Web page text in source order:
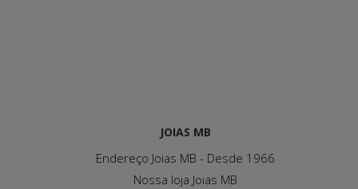
JOIAS MB
Endereço Joias MB - Desde 1966
Nossa loja Joias MB